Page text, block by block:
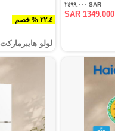
SAR ٢٤٩٩.٠٠٠
SAR 1349.000
٢٢.٤ % خصم
لولو هايبرماركت